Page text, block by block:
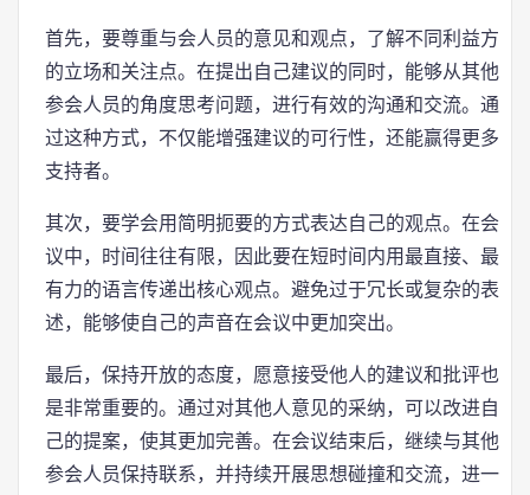
首先，要尊重与会人员的意见和观点，了解不同利益方
的立场和关注点。在提出自己建议的同时，能够从其他
参会人员的角度思考问题，进行有效的沟通和交流。通
过这种方式，不仅能增强建议的可行性，还能赢得更多
支持者。
其次，要学会用简明扼要的方式表达自己的观点。在会
议中，时间往往有限，因此要在短时间内用最直接、最
有力的语言传递出核心观点。避免过于冗长或复杂的表
述，能够使自己的声音在会议中更加突出。
最后，保持开放的态度，愿意接受他人的建议和批评也
是非常重要的。通过对其他人意见的采纳，可以改进自
己的提案，使其更加完善。在会议结束后，继续与其他
参会人员保持联系，并持续开展思想碰撞和交流，进一